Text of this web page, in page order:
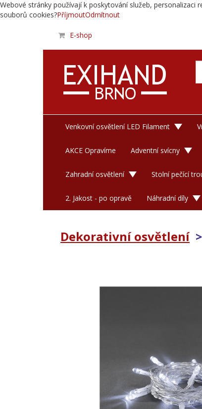
Webové stránky používají k poskytování služeb,
souborů cookies?PříjmoutOdmítnout
E-shop
Venkovní osvětlení LED Filament
AKCE Opravíme Adventní svícny
Zahradní osvětlení Stolní pečící
2. Jakost - po opravě Náhradní díly
Dekorativní osvětlení>